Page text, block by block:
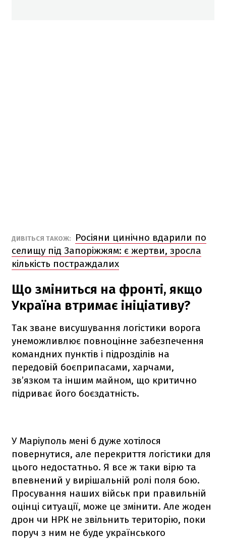
ДИВІТЬСЯ ТАКОЖ:
Росіяни цинічно вдарили по
селищу під Запоріжжям: є жертви, зросла
кількість постраждалих
Що зміниться на фронті, якщо
Україна втримає ініціативу?
Так зване висушування логістики ворога
унеможливлює повноцінне забезпечення
командних пунктів і підрозділів на
передовій боєприпасами, харчами,
зв’язком та іншим майном, що критично
підриває його боєздатність.
У Маріуполь мені б дуже хотілося
повернутися, але перекриття логістики для
цього недостатньо. Я все ж таки вірю та
впевнений у вирішальній ролі поля бою.
Просування наших військ при правильній
оцінці ситуації, може це змінити. Але жоден
дрон чи НРК не звільнить територію, поки
поруч з ним не буде українського